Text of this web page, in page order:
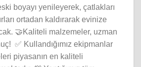
boyayı yenileyerek, çatlakları
ortadan kaldırarak evinize
🤝Kaliteli malzemeler, uzman
✅ Kullandığımız ekipmanlar
piyasanın en kaliteli